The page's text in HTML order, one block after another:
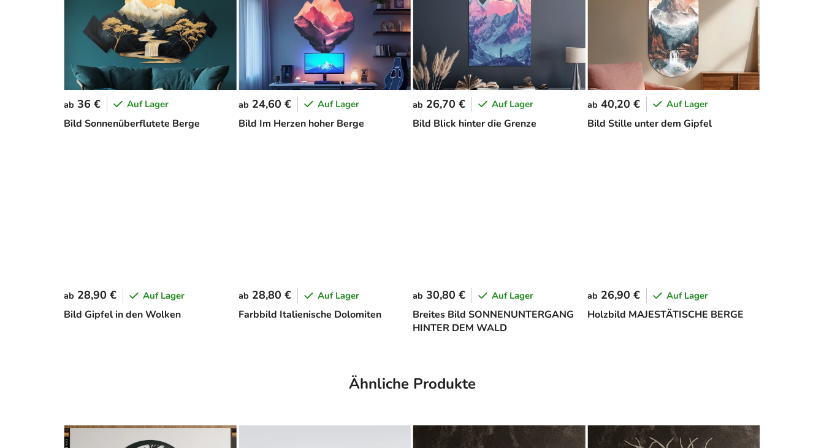
Bild Sonnenüberflutete Berge
ab 36 € Auf Lager
Bild Im Herzen hoher Berge
ab 24,60 € Auf Lager
Bild Blick hinter die Grenze
ab 26,70 € Auf Lager
Bild Stille unter dem Gipfel
ab 40,20 € Auf Lager
Bild Gipfel in den Wolken
ab 28,90 € Auf Lager
Farbbild Italienische Dolomiten
ab 28,80 € Auf Lager
Breites Bild SONNENUNTERGANG
HINTER DEM WALD
ab 30,80 € Auf Lager
Holzbild MAJESTÄTISCHE BERGE
ab 26,90 € Auf Lager
Ähnliche Produkte